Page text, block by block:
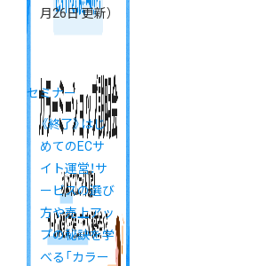
月26日 更新）
セミナー
《終了》はじ
めてのECサ
イト運営！サ
ービスの選び
方や売上アッ
プの秘訣を学
べる「カラー